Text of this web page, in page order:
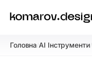
Головна/AI Інструменти/